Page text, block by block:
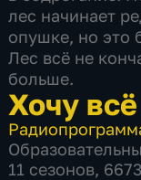
лес начинает
опушке, но это
Лес всё не
больше.
Хочу
11 сезонов,